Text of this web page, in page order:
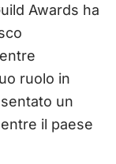
Awards ha
ruolo in
un
il paese